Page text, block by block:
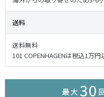
送料
送料無料
101 COPENHAGENは税込1万